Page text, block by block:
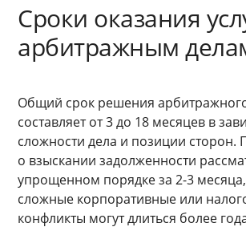
Сроки оказания
арбитражным
Общий срок решения
составляет от 3 до 18 месяцев в
сложности дела и позиции сторон.
о взыскании задолженности
упрощенном порядке за 2-3 месяца,
сложные корпоративные или
конфликты могут длиться более